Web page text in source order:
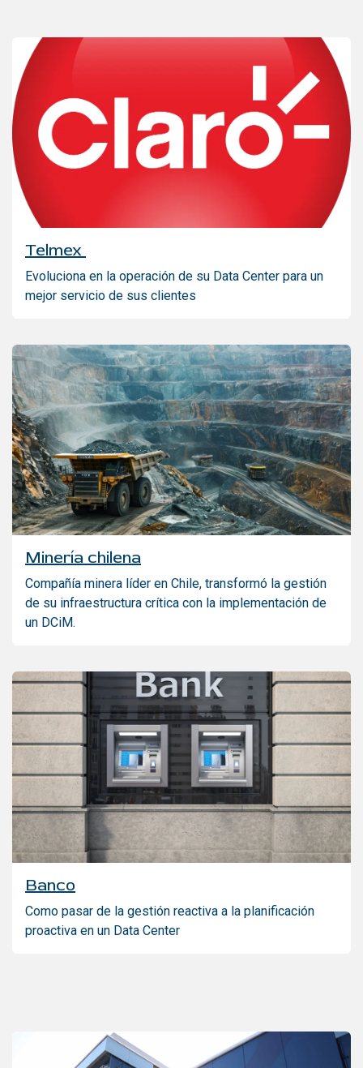
Telmex
Evoluciona en la operación de su Data Center para un
mejor servicio de sus clientes
Minería chilena
Compañía minera líder en Chile, transformó la gestión
de su infraestructura crítica con la implementación de
un DCiM.
Banco
Como pasar de la gestión reactiva a la planificación
proactiva en un Data Center